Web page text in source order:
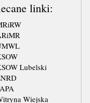
linki:
Lubelski
Wiejska